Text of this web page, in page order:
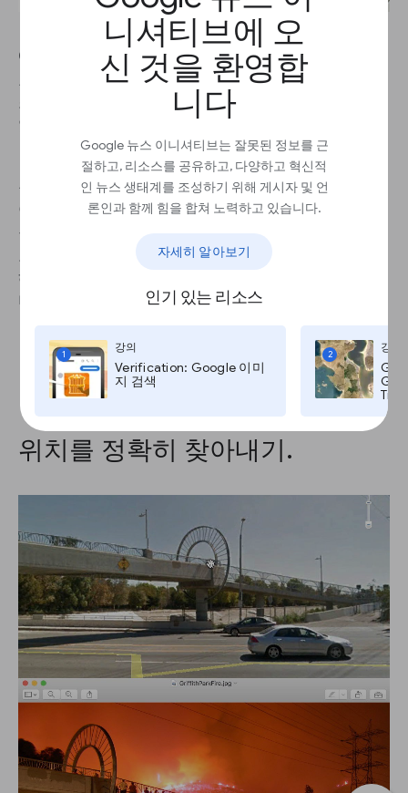
니셔티브에 오
신 것을 환영합
니다
Google 뉴스 이니셔티브는 잘못된 정보를 근
절하고, 리소스를 공유하고, 다양하고 혁신적
인 뉴스 생태계를 조성하기 위해 게시자 및 언
론인과 함께 힘을 합쳐 노력하고 있습니다.
자세히 알아보기
인기 있는 리소스
1
강의
Verification: Google 이미
지 검색
2
강의
Google Earth의 레이어패널을 이용하면 3D 뷰어에
표시할 정보를 선택할 수 있습니다. 다른 특징을 강
조하면서 탐색을 진행하면 위치를 정확히 찾아낼 수
있습니다.
특정 레이어 옆의 체크박스를 선택 및 해제하여 레이
어를 사용하거나 중지하세요. 예를 들어도로
를 사용하면 주요 고속도로는 노란색 선으로, 작은
도로는 흰색 선으로 도로 이름과 함께 표시됩니다.
해당 레이어를 중지하면 이 정보가 표시되지 않습니
다.
위치를 정확히 찾아내기.